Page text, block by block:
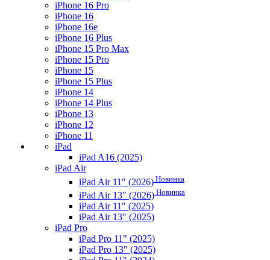
iPhone 16 Pro
iPhone 16
iPhone 16e
iPhone 16 Plus
iPhone 15 Pro Max
iPhone 15 Pro
iPhone 15
iPhone 15 Plus
iPhone 14
iPhone 14 Plus
iPhone 13
iPhone 12
iPhone 11
iPad
iPad A16 (2025)
iPad Air
iPad Air 11" (2026) Новинка
iPad Air 13" (2026) Новинка
iPad Air 11" (2025)
iPad Air 13" (2025)
iPad Pro
iPad Pro 11" (2025)
iPad Pro 13" (2025)